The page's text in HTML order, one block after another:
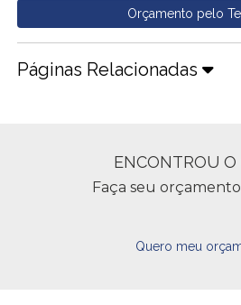
Orçamento pelo
Páginas Relacionadas
ENCONTROU O
Faça seu
Quero meu